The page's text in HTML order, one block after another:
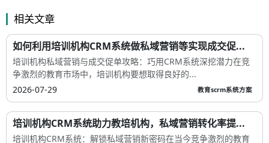
相关文章
如何利用培训机构CRM系统做私域营销等实现成交促...
培训机构私域营销与成交促单攻略：巧用CRM系统深挖潜力在竞
争激烈的教育市场中，培训机构要想取得良好的...
2026-07-29
教育scrm系统方案
培训机构CRM系统助力教培机构，私域营销转化率提...
培训机构CRM系统：解锁私域营销新密码在当今竞争激烈的教育